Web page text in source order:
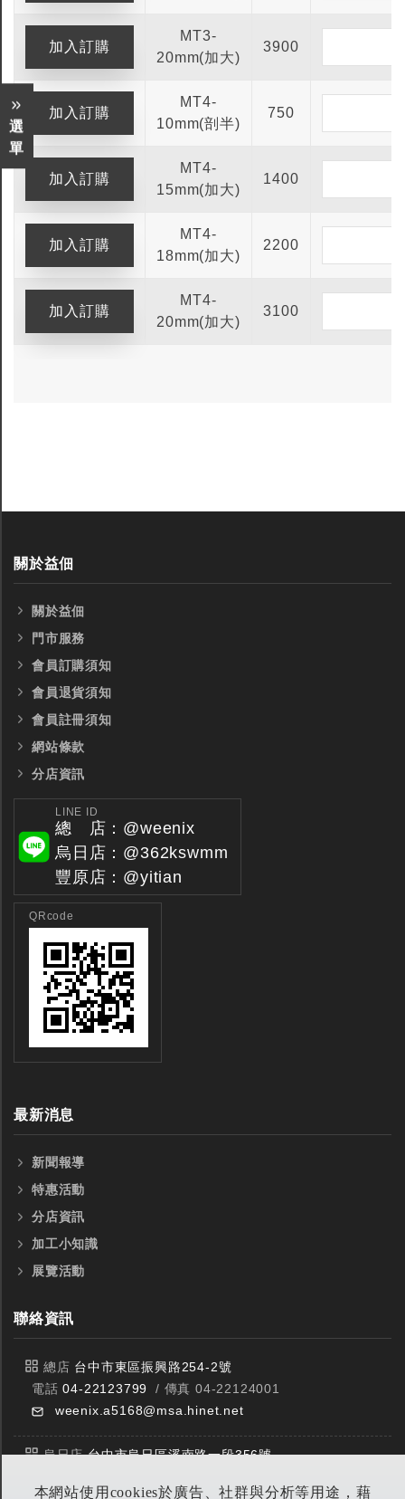
本網站使用cookies於廣告、社群與分析等用途，藉
選
單
MT3-
20mm(加大)
3900
MT4-
10mm(剖半)
750
MT4-
15mm(加大)
1400
MT4-
18mm(加大)
2200
MT4-
20mm(加大)
3100
關於益佃
關於益佃
門市服務
會員訂購須知
會員退貨須知
會員註冊須知
網站條款
分店資訊
LINE ID
總 店：@weenix
烏日店：@362kswmm
豐原店：@yitian
QRcode
最新消息
新聞報導
特惠活動
分店資訊
加工小知識
展覽活動
聯絡資訊
總店 台中市東區振興路254-2號
電話04-22123799
/ 傳真 04-22124001
weenix.a5168@msa.hinet.net
烏日店台中市烏日區溪南路一段356號